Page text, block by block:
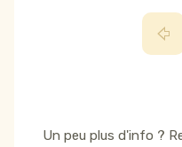
Un peu plus d'info ?